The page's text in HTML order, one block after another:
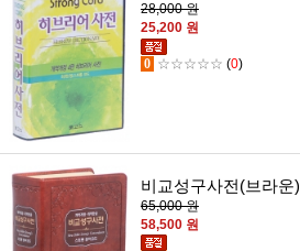
28,000 원
25,200 원
0 ☆☆☆☆☆ (0)
비교성구사전(브라운)
65,000 원
58,500 원